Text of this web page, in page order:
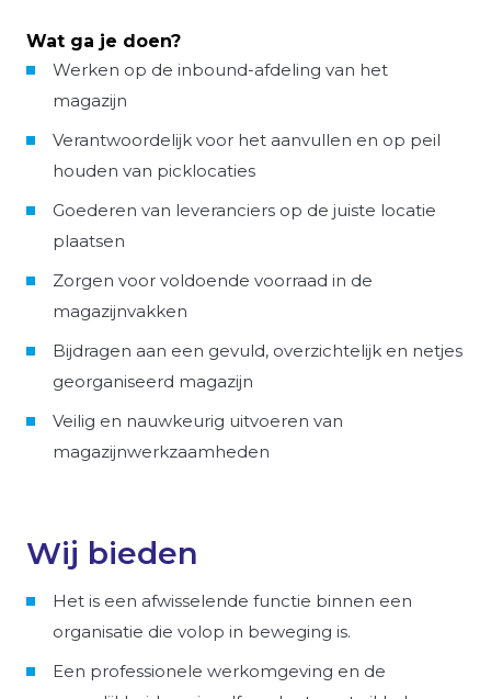
Wat ga je doen?
Werken op de inbound-afdeling van het
magazijn
Verantwoordelijk voor het aanvullen en op peil
houden van picklocaties
Goederen van leveranciers op de juiste locatie
plaatsen
Zorgen voor voldoende voorraad in de
magazijnvakken
Bijdragen aan een gevuld, overzichtelijk en netjes
georganiseerd magazijn
Veilig en nauwkeurig uitvoeren van
magazijnwerkzaamheden
Wij bieden
Het is een afwisselende functie binnen een
organisatie die volop in beweging is.
Een professionele werkomgeving en de